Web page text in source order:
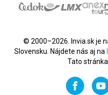
© 2000–2026. Invia.sk je
Slovensku. Nájdete nás aj na
Tato
Facebook